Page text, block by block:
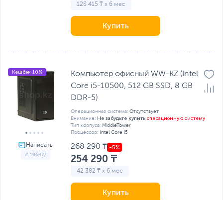
128 415 ₸ x 6 мес
Купить
# 196477
Кешбэк 10%
Компьютер офисный WW-KZ (Intel
Core i5-10500, 512 GB SSD, 8 GB
DDR-5)
Операционная система: Отсутствует
Внимание: Не забудьте купить операционную систему
Тип корпуса: MiddleTower
Процессор: Intel Core i5
268 290 ₸
254 290 ₸
42 382 ₸ x 6 мес
Купить